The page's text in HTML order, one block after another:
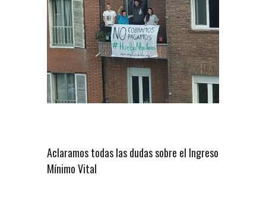
Aclaramos todas las dudas sobre el Ingreso
Mínimo Vital